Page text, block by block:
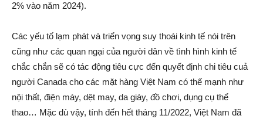
2% vào năm 2024).
Các yếu tố lạm phát và triển vọng suy thoái kinh tế nói trên
cũng như các quan ngại của người dân về tình hình kinh tế
chắc chắn sẽ có tác động tiêu cực đến quyết định chi tiêu cuả
người Canada cho các mặt hàng Việt Nam có thế mạnh như
nội thất, điện máy, dệt may, da giày, đồ chơi, dụng cụ thể
thao… Mặc dù vậy, tính đến hết tháng 11/2022, Việt Nam đã